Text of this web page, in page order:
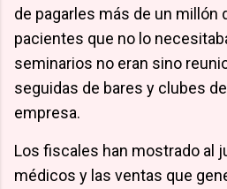
de pagarles más de un
pacientes que no lo
seminarios no eran sino
seguidas de bares y clubes
empresa.
Los fiscales han mostrado al
médicos y las ventas que